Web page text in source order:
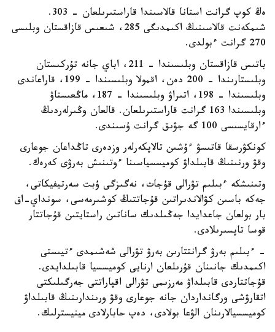
ەڭ كوپ گرانت استانا قالاسىندا قاراستىرىلعان - 303.
شىمكەنت قالاسىنىڭ اكىمدىگى 285، شىعىس قازاقستان وبلىسى
270 گرانت ءبولدى.
باتىس قازاقستان وبلىسىندا – 211، اباي جانە تۇركىستان
وبلىستارىندا – 200 دەن، اقمولا وبلىسىندا – 199، قاراعاندى
وبلىسىندا – 198، اتىراۋ وبلىسىندا – 187، ماڭعىستاۋ
وبلىسىندا 163 گرانت قاراستىرىلعان. قالعان وڭىرلەردىڭ
ءارقايسىسى 100 گە جۋىق گرانت ۇسىندى.
كونكۋرسقا قاتىسۋ ءۇشىن تالاپكەرلەر وزدەرى تاڭداعان جوعارى
وقۋ ورنىنىڭ قابىلداۋ كوميسسياسىنا ءوتىنىش بەرۋى كەرەك.
وتىنىشكە ءبىلىم تۋرالى قۇجات، نەگىزگى ۇبت سەرتيفيكاتى،
جەكە باسىن كۋالاندىراتىن قۇجاتتىڭ كوشىرمەسى، سونداي-اق
بار بولعان جاعدايدا جەڭىلدىك ساناتىن راستايتىن قۇجاتتار
قوسا تاپسىرىلادى.
- ءبىلىم بەرۋ گرانتتارىن بەرۋ تۋرالى شەشىمدى ءتيىستى
اكىمدىك جانىنان قۇرىلعان ارنايى كوميسسيا قابىلدايدى.
قۇجاتتاردى قابىلداۋ مەرزىمى تۋرالى اقپاراتتى جەرگىلىكتى
اتقارۋشى ورگانداردان جانە جوعارى وقۋ ورىندارىنىڭ قابىلداۋ
كوميسسيالارىنان الۋعا بولادى، دەپ حابارلادى مينيسترلىك.